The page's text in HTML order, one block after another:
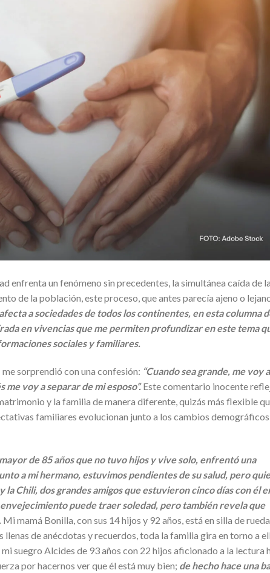
enfrenta un fenómeno sin precedentes, la simultánea caída de la
de la población, este proceso, que antes parecía ajeno o
a sociedades de todos los continentes, en esta columna
en vivencias que me permiten profundizar en este tema
sociales y familiares.
sorprendió con una confesión: “Cuando sea grande, me voy a
voy a separar de mi esposo”.Este comentario inocente
y la familia de manera diferente, quizás más flexible
familiares evolucionan junto a los cambios
de 85 años que no tuvo hijos y vive solo, enfrentó una
a mi hermano, estuvimos pendientes de su salud, pero
Chili, dos grandes amigos que estuvieron cinco días con él
puede traer soledad, pero también revela que
Mi mamá Bonilla, con sus 14 hijos y 92 años, está en silla de
de anécdotas y recuerdos, toda la familia gira en torno a
suegro Alcides de 93 años con 22 hijos aficionado a la lectura
por hacernos ver que él está muy bien; de hecho hace una